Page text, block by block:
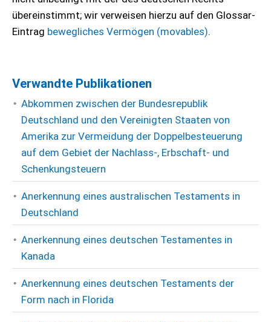
übereinstimmt; wir verweisen hierzu auf den Glossar-
Eintrag bewegliches Vermögen (movables).
Verwandte Publikationen
Abkommen zwischen der Bundesrepublik
Deutschland und den Vereinigten Staaten von
Amerika zur Vermeidung der Doppelbesteuerung
auf dem Gebiet der Nachlass-, Erbschaft- und
Schenkungsteuern
Anerkennung eines australischen Testaments in
Deutschland
Anerkennung eines deutschen Testamentes in
Kanada
Anerkennung eines deutschen Testaments der
Form nach in Florida